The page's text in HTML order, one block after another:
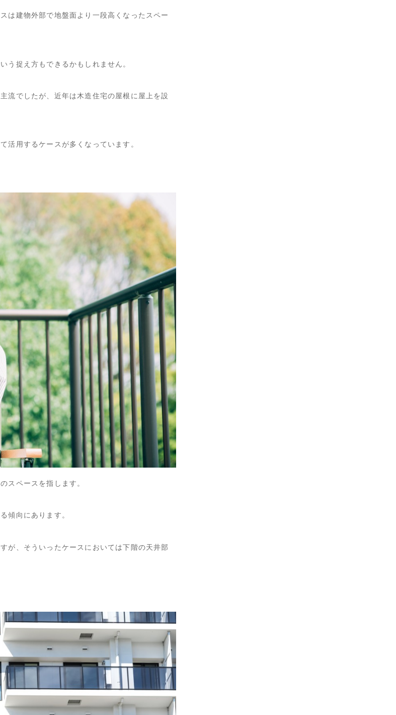
は建物外部で地盤面より一段高くなったスペー
う捉え方もできるかもしれません。
流でしたが、近年は木造住宅の屋根に屋上を設
活用するケースが多くなっています。
スペースを指します。
傾向にあります。
が、そういったケースにおいては下階の天井部